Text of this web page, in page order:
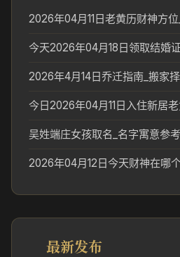
2026年4月14日乔迁指南_搬家
吴姓端庄女孩取名_名字寓意参考
最新发布